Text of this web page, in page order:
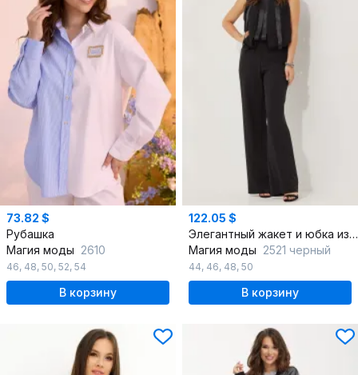
73.82 $
Рубашка
Магия моды 2610
46, 48, 50, 52, 54
В корзину
122.05 $
Элегантный жакет и юбка из фактурного трикотажа эффект бархата
Магия моды 2521 черный
44, 46, 48, 50
В корзину